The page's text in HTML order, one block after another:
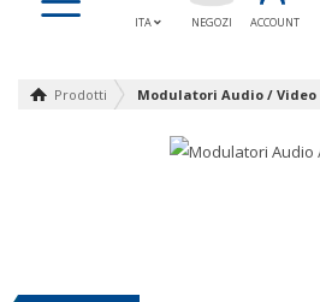
ITA NEGOZI ACCOUNT
Prodotti Modulatori Audio / Video